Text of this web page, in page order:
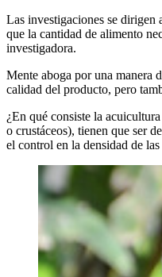
Las investigaciones se dirigen
que la cantidad de alimento
investigadora.
Mente aboga por una manera
calidad del producto, pero
¿En qué consiste la
o crustáceos), tienen que ser
el control en la densidad de